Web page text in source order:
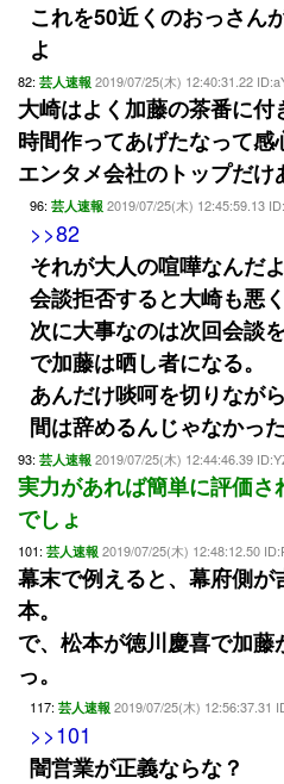
これを50近くのおっさん
よ
82: 芸人速報 2019/07/25(木) 12:40:31.22
大崎はよく加藤の茶番に付
時間作ってあげたなって感
エンタメ会社のトップだけ
96: 芸人速報 2019/07/25(木) 12:45:59.13
>>82
それが大人の喧嘩なんだよ
会談拒否すると大崎も悪
次に大事なのは次回会談
で加藤は晒し者になる。
あんだけ啖呵を切りなが
間は辞めるんじゃなかっ
93: 芸人速報 2019/07/25(木) 12:44:46.39
実力があれば簡単に評価
でしょ
101: 芸人速報 2019/07/25(木) 12:48:12.50
幕末で例えると、幕府側
本。
で、松本が徳川慶喜で加
っ。
117: 芸人速報 2019/07/25(木) 12:56:37.31
>>101
闇営業が正義ならな？